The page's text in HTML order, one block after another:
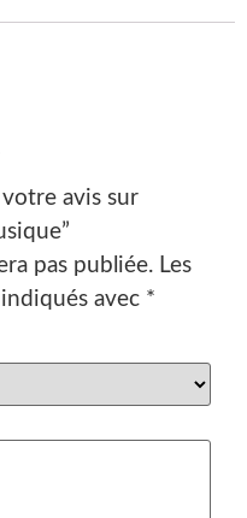
avis sur
pas publiée. Les
avec *